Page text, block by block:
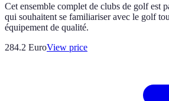
Cet ensemble complet de clubs de golf est
qui souhaitent se familiariser avec le golf
équipement de qualité.
284.2 EuroView price